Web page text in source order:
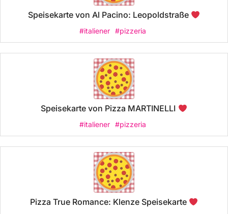
Speisekarte von Al Pacino: Leopoldstraße
#italiener #pizzeria
Speisekarte von Pizza MARTINELLI
#italiener #pizzeria
Pizza True Romance: Klenze Speisekarte